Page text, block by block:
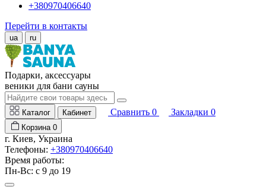
+380970406640
Перейти в контакты
ua ru
Подарки, аксессуары
веники для бани сауны
Каталог Кабинет Сравнить 0 Закладки 0
Корзина 0
г. Киев, Украина
Телефоны: +380970406640
Время работы:
Пн-Вс: с 9 до 19